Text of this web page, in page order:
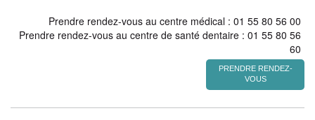
Prendre rendez-vous au centre médical : 01 55 80 56 00
Prendre rendez-vous au centre de santé dentaire : 01 55 80 56
60
PRENDRE RENDEZ-
VOUS